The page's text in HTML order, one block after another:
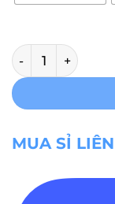
Vivo Y11 Ram
MUA SỈ